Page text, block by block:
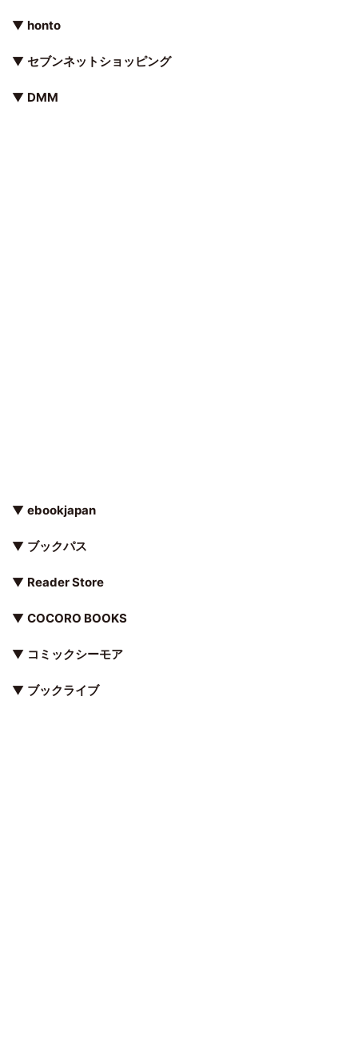
▼ honto
▼ セブンネットショッピング
▼ DMM
▼ ebookjapan
▼ ブックパス
▼ Reader Store
▼ COCORO BOOKS
▼ コミックシーモア
▼ ブックライブ